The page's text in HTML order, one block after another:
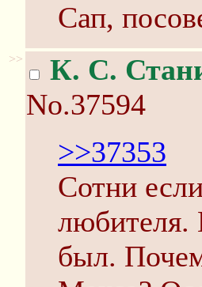
Сап,
>> К. С.
No.37594
>>37353
Сотни
любителя.
был.